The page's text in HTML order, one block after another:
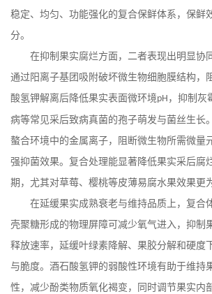
稳定、均匀、功能强化的复合保鲜体系，保鲜
分。
在抑制果实腐烂方面，二者表现出明显协
通过阳离子基团吸附破坏微生物细胞膜结构，
酸氢钾解离后降低果实表面微环境pH ，抑制灰
病等常见采后致病真菌的孢子萌发与菌丝生长
螯合环境中的金属离子，阻断微生物所需微量
强抑菌效果。复合处理能显著降低果实采后腐
期，尤其对草莓、樱桃等皮薄易腐水果效果更
在延缓果实成熟衰老与维持品质上，复合
壳聚糖形成的物理屏障可减少氧气进入，抑制
释放速率，延缓叶绿素降解、果胶分解和硬度
与脆度。酒石酸氢钾的弱酸性环境有助于维持
性，减少酚类物质氧化褐变，同时调节果实内